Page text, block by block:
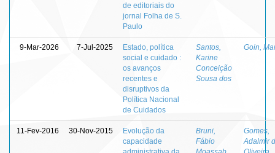
de editoriais do
jornal Folha de S.
Paulo
9-Mar-2026 7-Jul-2025
Estado, política
social e cuidado :
os avanços
recentes e
disruptivos da
Política Nacional
de Cuidados
Santos,
Karine
Conceição
Sousa dos
Goin,
11-Fev-2016 30-Nov-2015
Evolução da
capacidade
Bruni,
Fábio
Gomes,
Adalmir